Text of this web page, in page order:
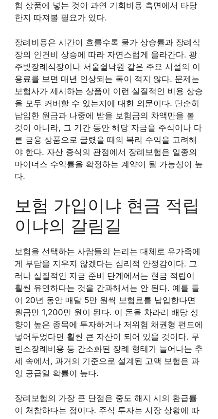
험 상품에 넣는 것이 과연 기회비용 측면에서 타당
한지 따져볼 필요가 있다.
장례비용은 시간이 흐를수록 물가 상승률과 장례식
장의 인건비 상승에 따라 자연스럽게 올라간다. 광
주빛장례식장이나 서울쉴낙원 같은 주요 시설의 이
용료를 보면 매년 인상되는 폭이 적지 않다. 문제는
보험사가 제시하는 상품이 이런 실질적인 비용 상승
을 모두 커버할 수 있는지에 대한 의문이다. 단순히
납입한 원금과 나중에 받을 보험금의 차액만을 볼
것이 아니라, 그 기간 동안 해당 자금을 주식이나 다
른 금융 상품으로 굴렸을 때의 복리 수익을 고려해
야 한다. 자산 증식의 관점에서 장례보험은 일종의
마이너스 수익률을 확정하는 계약이 될 가능성이 높
다.
보험 가입이냐 현금 적립
이냐의 갈림길
보험을 선택하는 사람들의 논리는 대체로 유가족에
게 부담을 지우지 않겠다는 심리적 안정감이다. 그
러나 실질적인 자금 준비 단계에서는 현금 적립이
훨씬 유연하다는 것을 간과해서는 안 된다. 예를 들
어 20년 동안 매달 5만 원씩 보험료를 납입한다면
원금만 1,200만 원이 된다. 이 돈을 차라리 배당 성
향이 높은 종목에 투자하거나 저위험 채권형 펀드에
넣어두었다면 훨씬 큰 자산이 되어 있을 것이다. 무
빈소장례비용 등 간소화된 장례 형태가 늘어나는 추
세 속에서, 과거의 기준으로 설계된 고액 보험은 과
잉 공급일 확률이 높다.
장례보험의 가장 큰 단점은 중도 해지 시의 환급률
이 처참하다는 점이다. 주식 투자는 시장 상황에 따